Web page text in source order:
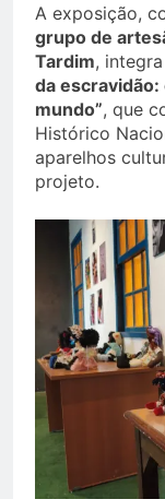
A exposição,
grupo de
Tardim,
da
mundo”, que
Histórico
aparelhos
projeto.